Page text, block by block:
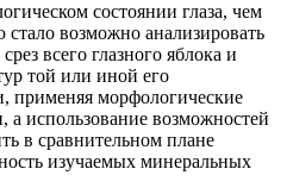
состоянии глаза, чем
возможно анализировать
всего глазного яблока и
той или иной его
применяя морфологические
а использование возможностей
в сравнительном плане
изучаемых минеральных